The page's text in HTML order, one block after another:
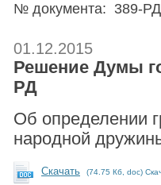
№ документа: 389-РД
01.12.2015
Решение Думы
РД
Об определении
народной
Скачать (74.75 Кб, doc)